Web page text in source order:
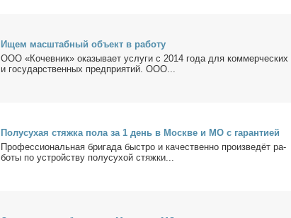
Ищем мас­штаб­ный объ­ект в ра­бо­ту
ООО «Ко­чев­ник» ока­зы­ва­ет услу­ги с 2014 го­да для ком­мер­че­ских
и го­судар­ствен­ных пред­при­я­тий. ООО...
По­лу­су­хая стяж­ка по­ла за 1 день в Москве и МО с га­ран­ти­ей
Про­фес­сио­наль­ная бри­га­да быст­ро и ка­че­ствен­но про­из­ве­дёт ра­
бо­ты по устрой­ству по­лу­су­хой стяж­ки...